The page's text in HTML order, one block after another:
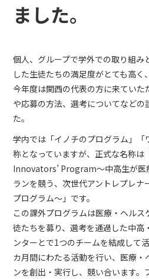
ました。
個人、グループで学外での取り組み
した生徒たちの満足度がとても高く
今年度は関西の代表の方に来ていた
や応募の方法、選考についてなどの
た。
学内では「イノチのプログラム」「
称となっていますが、正式な名称
Innovators’ Program～中高生が医
ランを競う、次世代アントレプレ
プログラム～」です。
この課外プログラムは医療・ヘル
徒たちを募り、選考を通過した中高
ンターとで1つのチームを結成して
カ月間にわたる活動を行い、医療・
ンを創出・実行し、競い合います